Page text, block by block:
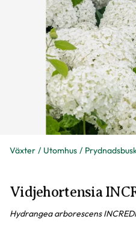
Växter Utomhus
Vidjehortensia
Hydrangea arborescens